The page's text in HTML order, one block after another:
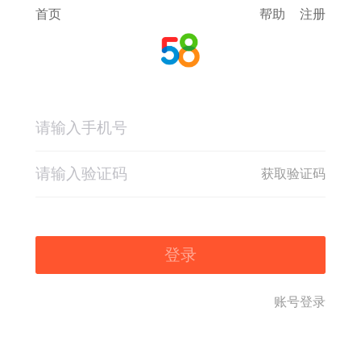
首页 帮助 注册
获取验证码
登录
账号登录